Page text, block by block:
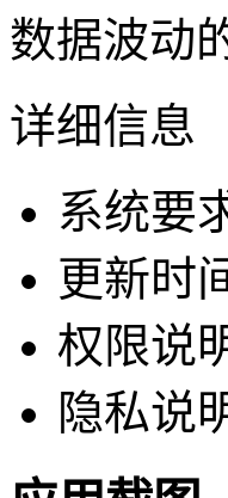
数据波动
详细信息
系统要
更新时
权限说
隐私说